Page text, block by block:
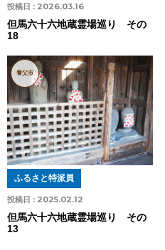
投稿日 : 2026.03.16
但馬六十六地蔵霊場巡り その
18
養父市
投稿日 : 2025.02.12
ふるさと特派員
但馬六十六地蔵霊場巡り その
13